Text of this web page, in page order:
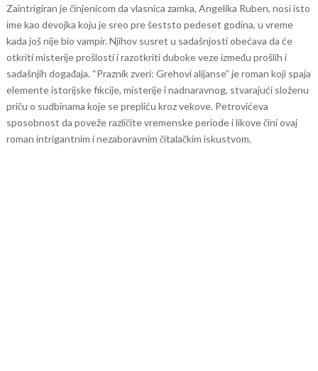
Zaintrigiran je činjenicom da vlasnica zamka, Angelika Ruben, nosi isto
ime kao devojka koju je sreo pre šeststo pedeset godina, u vreme
kada još nije bio vampir. Njihov susret u sadašnjosti obećava da će
otkriti misterije prošlosti i razotkriti duboke veze između prošlih i
sadašnjih događaja. “Praznik zveri: Grehovi alijanse” je roman koji spaja
elemente istorijske fikcije, misterije i nadnaravnog, stvarajući složenu
priču o sudbinama koje se prepliću kroz vekove. Petrovićeva
sposobnost da poveže različite vremenske periode i likove čini ovaj
roman intrigantnim i nezaboravnim čitalačkim iskustvom.